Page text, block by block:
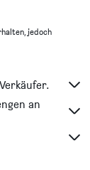
jedoch
an